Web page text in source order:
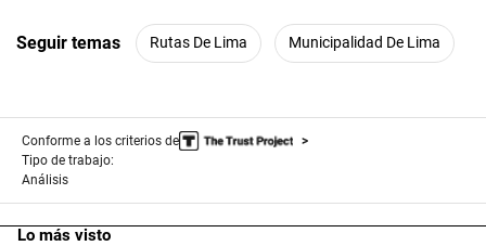
Seguir temas Rutas De Lima Municipalidad De Lima
Conforme a los criterios de
Tipo de trabajo:
Análisis
Lo más visto